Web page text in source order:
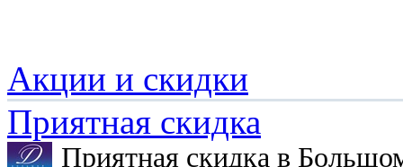
Акции и скидки
Приятная скидка
Приятная скидка в